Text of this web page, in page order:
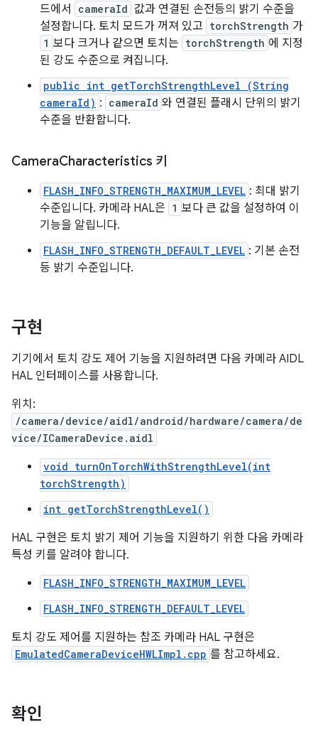
드에서
cameraId 값과 연결된 손전등의 밝기 수준을
설정합니다. 토치 모드가 꺼져 있고 torchStrength 가
1 보다 크거나 같으면 토치는 torchStrength 에 지정
된 강도 수준으로 켜집니다.
public int getTorchStrengthLevel (String
cameraId) : cameraId 와 연결된 플래시 단위의 밝기
수준을 반환합니다.
CameraCharacteristics 키
FLASH_INFO_STRENGTH_MAXIMUM_LEVEL : 최대 밝기
수준입니다. 카메라 HAL은 1 보다 큰 값을 설정하여 이
기능을 알립니다.
FLASH_INFO_STRENGTH_DEFAULT_LEVEL : 기본 손전
등 밝기 수준입니다.
구현
기기에서 토치 강도 제어 기능을 지원하려면 다음 카메라 AIDL
HAL 인터페이스를 사용합니다.
위치:
/camera/device/aidl/android/hardware/camera/de
vice/ICameraDevice.aidl
void turnOnTorchWithStrengthLevel(int
torchStrength)
int getTorchStrengthLevel()
HAL 구현은 토치 밝기 제어 기능을 지원하기 위한 다음 카메라
특성 키를 알려야 합니다.
FLASH_INFO_STRENGTH_MAXIMUM_LEVEL
FLASH_INFO_STRENGTH_DEFAULT_LEVEL
토치 강도 제어를 지원하는 참조 카메라 HAL 구현은
EmulatedCameraDeviceHWLImpl.cpp 를 참고하세요.
확인